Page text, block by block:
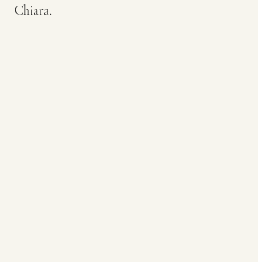
Chiara.